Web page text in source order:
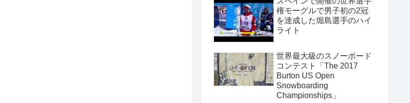
権モーグルで男子初の2冠
を達成した堀島選手のハイ
ライト
世界最大級のスノーボード
コンテスト「The 2017
Burton US Open
Snowboarding
Championships」